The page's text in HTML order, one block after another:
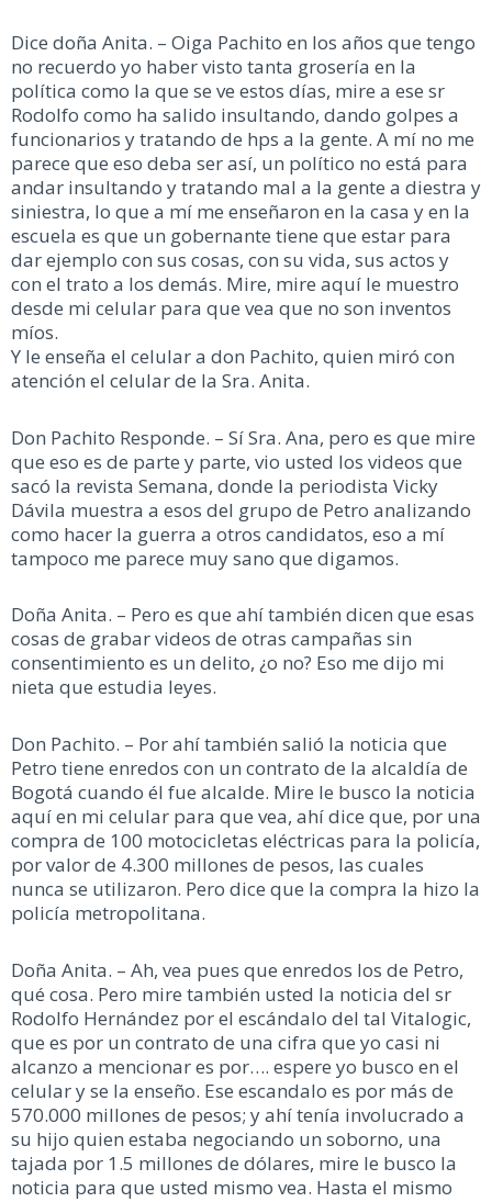
Dice doña Anita. – Oiga Pachito en los años que tengo
no recuerdo yo haber visto tanta grosería en la
política como la que se ve estos días, mire a ese sr
Rodolfo como ha salido insultando, dando golpes a
funcionarios y tratando de hps a la gente. A mí no me
parece que eso deba ser así, un político no está para
andar insultando y tratando mal a la gente a diestra y
siniestra, lo que a mí me enseñaron en la casa y en la
escuela es que un gobernante tiene que estar para
dar ejemplo con sus cosas, con su vida, sus actos y
con el trato a los demás. Mire, mire aquí le muestro
desde mi celular para que vea que no son inventos
míos.
Y le enseña el celular a don Pachito, quien miró con
atención el celular de la Sra. Anita.
Don Pachito Responde. – Sí Sra. Ana, pero es que mire
que eso es de parte y parte, vio usted los videos que
sacó la revista Semana, donde la periodista Vicky
Dávila muestra a esos del grupo de Petro analizando
como hacer la guerra a otros candidatos, eso a mí
tampoco me parece muy sano que digamos.
Doña Anita. – Pero es que ahí también dicen que esas
cosas de grabar videos de otras campañas sin
consentimiento es un delito, ¿o no? Eso me dijo mi
nieta que estudia leyes.
Don Pachito. – Por ahí también salió la noticia que
Petro tiene enredos con un contrato de la alcaldía de
Bogotá cuando él fue alcalde. Mire le busco la noticia
aquí en mi celular para que vea, ahí dice que, por una
compra de 100 motocicletas eléctricas para la policía,
por valor de 4.300 millones de pesos, las cuales
nunca se utilizaron. Pero dice que la compra la hizo la
policía metropolitana.
Doña Anita. – Ah, vea pues que enredos los de Petro,
qué cosa. Pero mire también usted la noticia del sr
Rodolfo Hernández por el escándalo del tal Vitalogic,
que es por un contrato de una cifra que yo casi ni
alcanzo a mencionar es por…. espere yo busco en el
celular y se la enseño. Ese escandalo es por más de
570.000 millones de pesos; y ahí tenía involucrado a
su hijo quien estaba negociando un soborno, una
tajada por 1.5 millones de dólares, mire le busco la
noticia para que usted mismo vea. Hasta el mismo